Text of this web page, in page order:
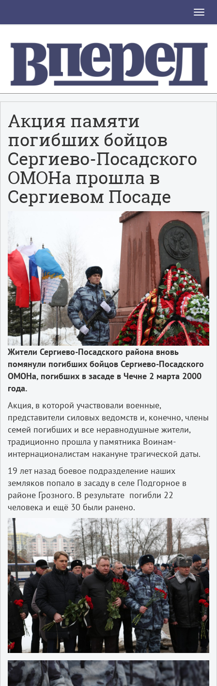
Toggle
Акция памяти
погибших бойцов
Сергиево-Посадского
ОМОНа прошла в
Сергиевом Посаде
Жители Сергиево-Посадского района вновь
помянули погибших бойцов Сергиево-Посадского
ОМОНа, погибших в засаде в Чечне 2 марта 2000
года.
Акция, в которой участвовали военные,
представители силовых ведомств и, конечно, члены
семей погибших и все неравнодушные жители,
традиционно прошла у памятника Воинам-
интернационалистам накануне трагической даты.
19 лет назад боевое подразделение наших
земляков попало в засаду в селе Подгорное в
районе Грозного. В результате погибли 22
человека и ещё 30 были ранено.